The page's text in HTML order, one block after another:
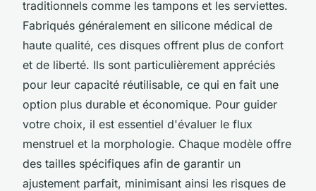
traditionnels comme les tampons et les serviettes.
Fabriqués généralement en silicone médical de
haute qualité, ces disques offrent plus de confort
et de liberté. Ils sont particulièrement appréciés
pour leur capacité réutilisable, ce qui en fait une
option plus durable et économique. Pour guider
votre choix, il est essentiel d'évaluer le flux
menstruel et la morphologie. Chaque modèle offre
des tailles spécifiques afin de garantir un
ajustement parfait, minimisant ainsi les risques de